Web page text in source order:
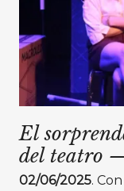
El
del teatro
02/06/2025.